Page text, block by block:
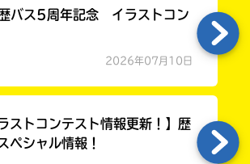
歴バス5周年記念 イラストコン
2026年07月10日
トコンテスト情報更新！】歴
ペシャル情報！